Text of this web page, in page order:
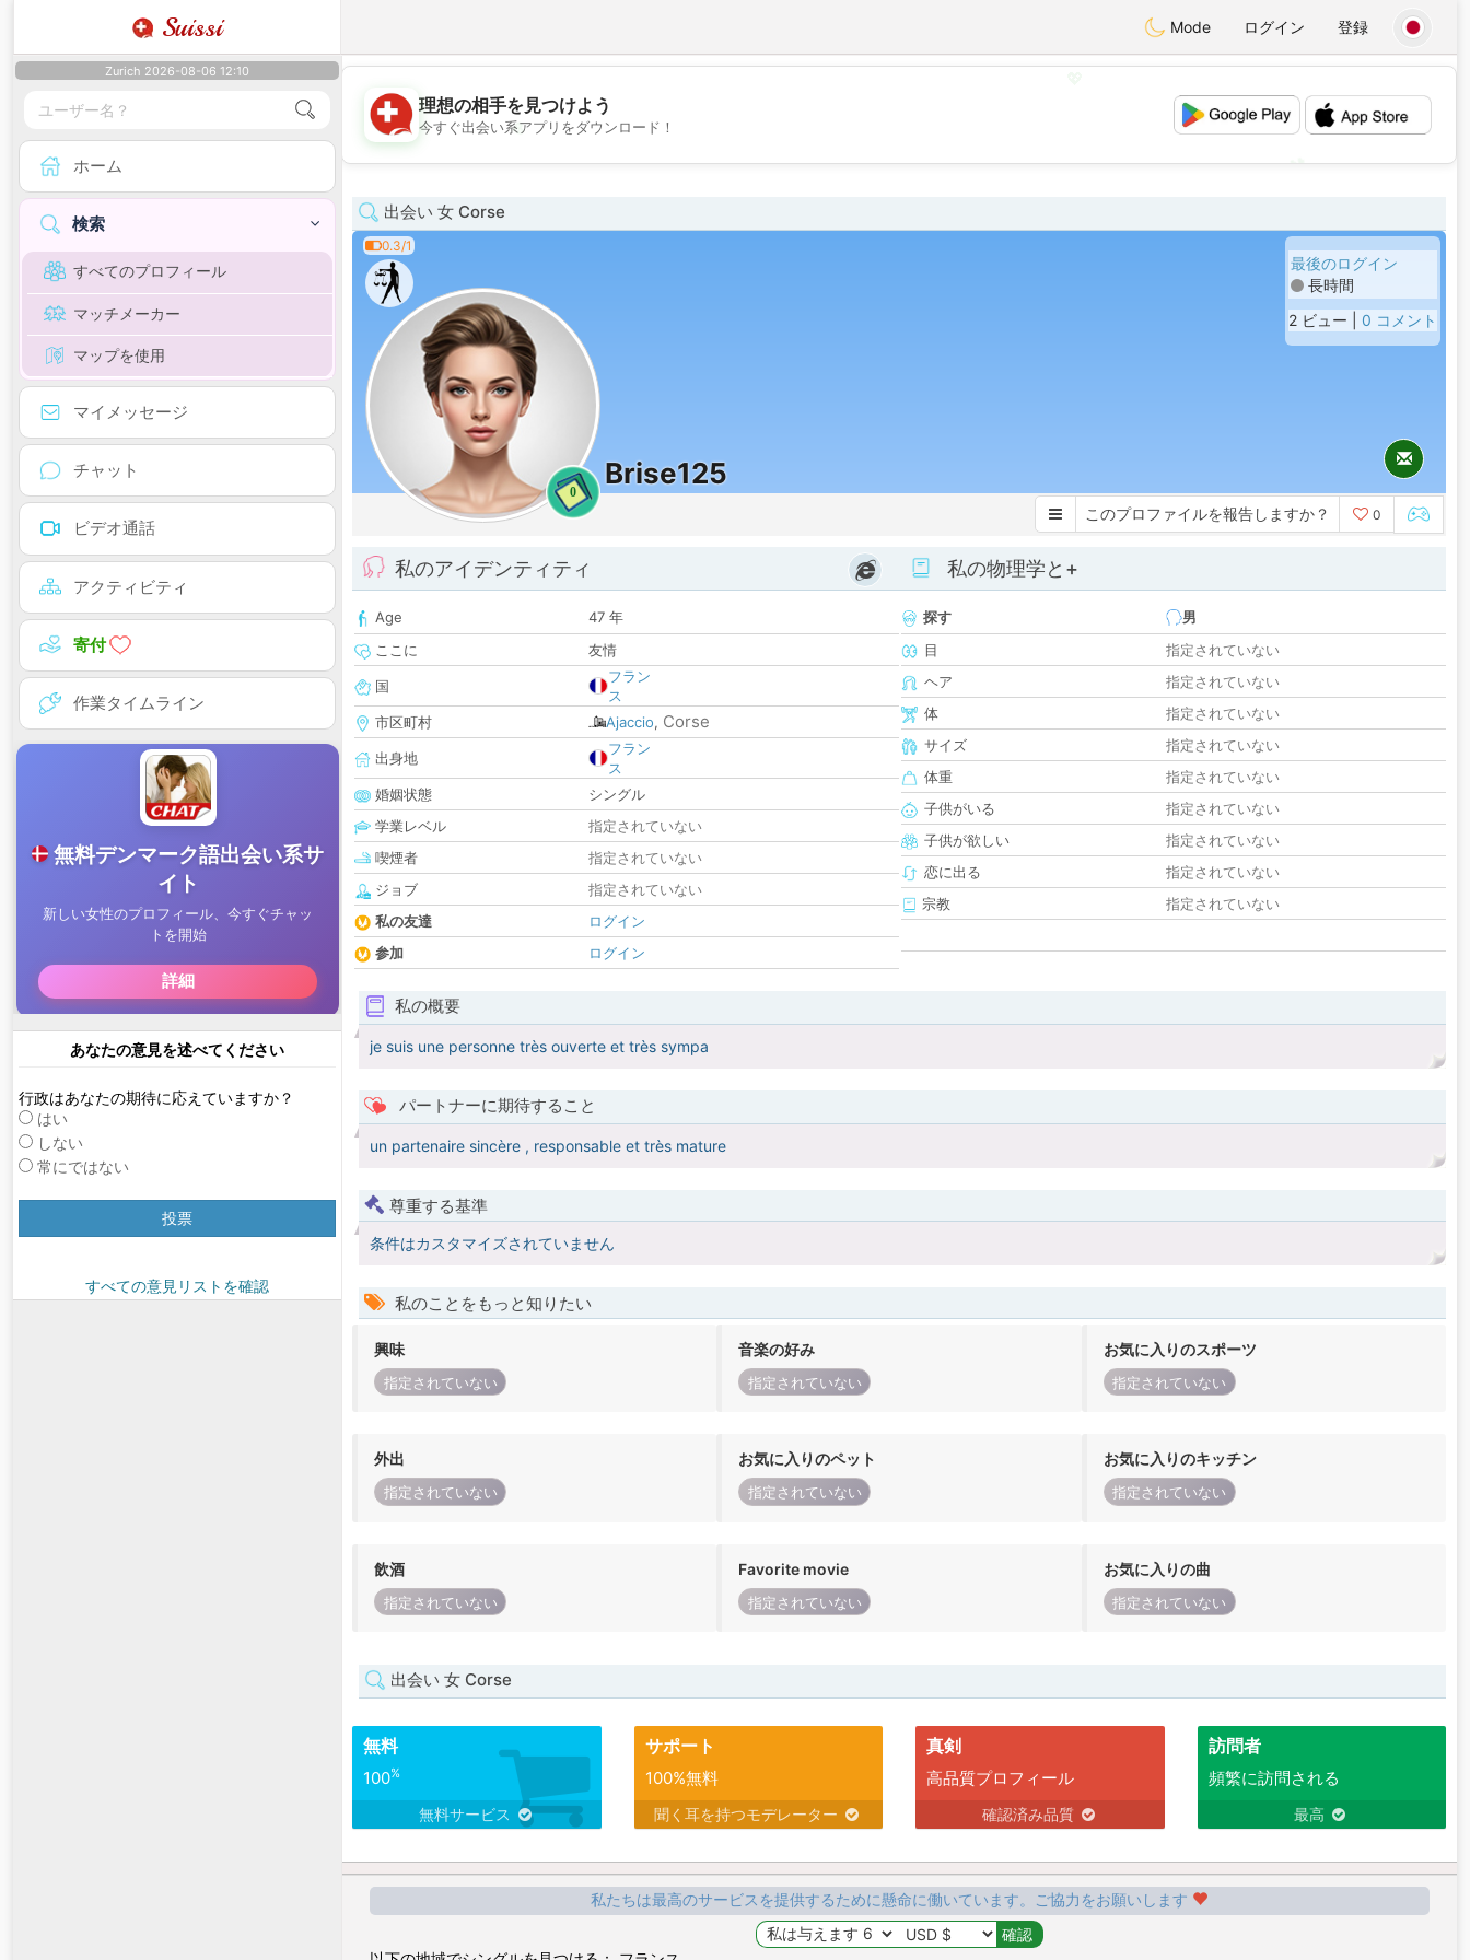
Suissi Mode ログイン 登録
Zurich 2026-08-06 12:10
ホーム
検索
すべてのプロフィール
マッチメーカー
マップを使用
マイメッセージ
チャット
ビデオ通話
アクティビティ
寄付
作業タイムライン
あなたの意見を述べてください
行政はあなたの期待に応えていますか？
はい
しない
常にではない
投票
すべての意見リストを確認
💖
💕
理想の相手を見つけよう
今すぐ出会い系アプリをダウンロード！
出会い 女 Corse
0.3/1
0
Brise125
最後のログイン
長時間
2 ビュー | 0 コメント
このプロファイルを報告しますか？ 0
私のアイデンティティ
Age
47 年
ここに
友情
国
フラン
ス
市区町村
Ajaccio, Corse
出身地
フラン
ス
婚姻状態
シングル
学業レベル
指定されていない
喫煙者
指定されていない
ジョブ
指定されていない
私の友達
ログイン
参加
ログイン
私の物理学と+
探す
男
目
指定されていない
ヘア
指定されていない
体
指定されていない
サイズ
指定されていない
体重
指定されていない
子供がいる
指定されていない
子供が欲しい
指定されていない
恋に出る
指定されていない
宗教
指定されていない
私の概要
je suis une personne très ouverte et très sympa
パートナーに期待すること
un partenaire sincère , responsable et très mature
尊重する基準
条件はカスタマイズされていません
私のことをもっと知りたい
興味
指定されていない
音楽の好み
指定されていない
お気に入りのスポーツ
指定されていない
外出
指定されていない
お気に入りのペット
指定されていない
お気に入りのキッチン
指定されていない
飲酒
指定されていない
Favorite movie
指定されていない
お気に入りの曲
指定されていない
出会い 女 Corse
無料
100%
無料サービス
サポート
100%無料
聞く耳を持つモデレーター
真剣
高品質プロフィール
確認済み品質
訪問者
頻繁に訪問される
最高
私たちは最高のサービスを提供するために懸命に働いています。ご協力をお願いします